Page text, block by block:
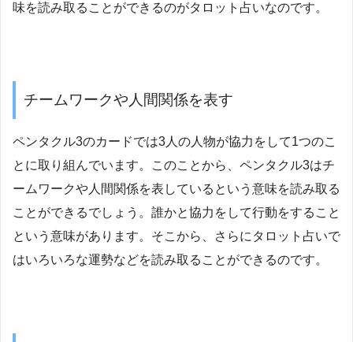
味を読み取ることができるのがタロット占いなのです。
チームワークや人間関係を表す
ペンタクル3のカードでは3人の人物が協力をして1つのこ
とに取り組んでいます。このことから、ペンタクル3はチ
ームワークや人間関係を表しているという意味を読み取る
ことができるでしょう。誰かと協力をして行動をすること
という意味があります。そこから、さらにタロット占いで
はいろいろな運勢などを読み取ることができるのです。